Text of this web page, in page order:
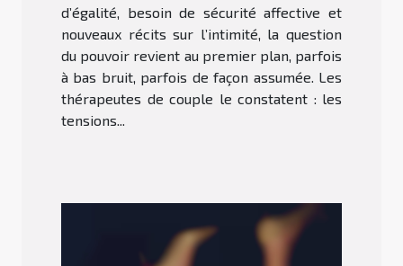
d’égalité, besoin de sécurité affective et
nouveaux récits sur l’intimité, la question
du pouvoir revient au premier plan, parfois
à bas bruit, parfois de façon assumée. Les
thérapeutes de couple le constatent : les
tensions...